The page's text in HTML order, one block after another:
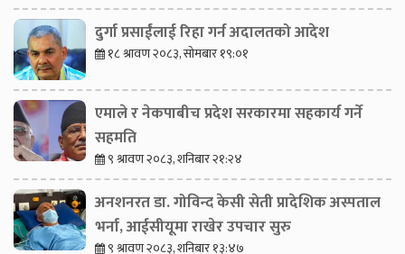
दुर्गा प्रसाईंलाई रिहा गर्न अदालतको आदेश
१८ श्रावण २०८३, सोमबार १९:०१
एमाले र नेकपाबीच प्रदेश सरकारमा सहकार्य गर्ने
सहमति
९ श्रावण २०८३, शनिबार २१:२४
अनशनरत डा. गोविन्द केसी सेती प्रादेशिक अस्पताल
भर्ना, आईसीयूमा राखेर उपचार सुरु
९ श्रावण २०८३, शनिबार १३:४७